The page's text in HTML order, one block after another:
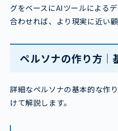
グをベースにAIツールによる
合わせれば、より現実に近い
ペルソナの作り方｜
詳細なペルソナの基本的な作
けて解説します。